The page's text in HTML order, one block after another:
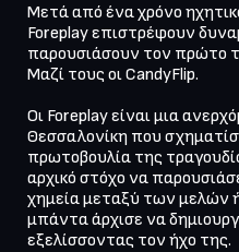
Μετά από ένα χρόνο
Foreplay επιστρέφουν
παρουσιάσουν τον πρώτο
Μαζί τους οι CandyFlip.
Οι Foreplay είναι μια
Θεσσαλονίκη που
πρωτοβουλία της
αρχικό στόχο να
χημεία μεταξύ των μελών
μπάντα άρχισε να
εξελίσσοντας τον ήχο της.